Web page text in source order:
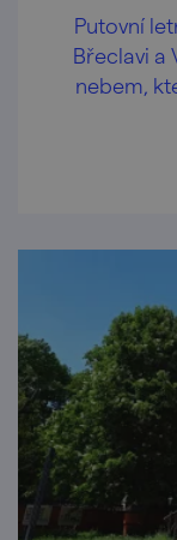
Putovní
Břeclavi a
nebem,